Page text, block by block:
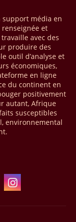
s’est établie à 2091
a également
de Mobile money
92 milliards de
de 125 milliards
Group, et
Creative Industries
créative africaine
secteur,
environ 59 milliards
à près de 2000
aussi, selon le
150 milliards USD,
support média en
et
avec des
produire des
outil d’analyse et
économiques,
en ligne
du continent en
positivement
autant, Afrique
susceptibles
environnemental